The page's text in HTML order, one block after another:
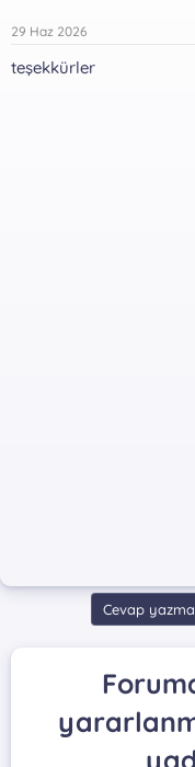
29 Haz 2026
teşekkürler
Cevap